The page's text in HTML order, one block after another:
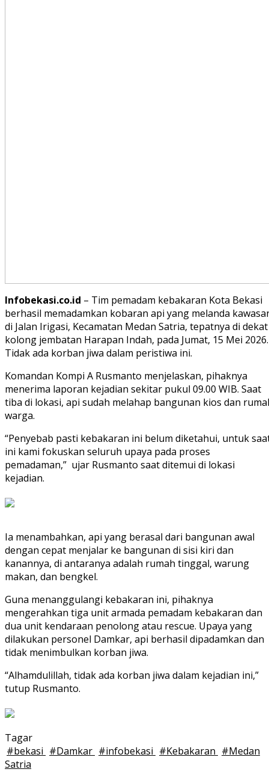
Infobekasi.co.id – Tim pemadam kebakaran Kota Bekasi
berhasil memadamkan kobaran api yang melanda
di Jalan Irigasi, Kecamatan Medan Satria, tepatnya di dekat
kolong jembatan Harapan Indah, pada Jumat, 15 Mei 2026.
Tidak ada korban jiwa dalam peristiwa ini.
Komandan Kompi A Rusmanto menjelaskan, pihaknya
menerima laporan kejadian sekitar pukul 09.00 WIB. Saat
tiba di lokasi, api sudah melahap bangunan kios dan
warga.
“Penyebab pasti kebakaran ini belum diketahui, untuk
ini kami fokuskan seluruh upaya pada proses
pemadaman,” ujar Rusmanto saat ditemui di lokasi
kejadian.
Ia menambahkan, api yang berasal dari bangunan awal
dengan cepat menjalar ke bangunan di sisi kiri dan
kanannya, di antaranya adalah rumah tinggal, warung
makan, dan bengkel.
Guna menanggulangi kebakaran ini, pihaknya
mengerahkan tiga unit armada pemadam kebakaran dan
dua unit kendaraan penolong atau rescue. Upaya yang
dilakukan personel Damkar, api berhasil dipadamkan dan
tidak menimbulkan korban jiwa.
“Alhamdulillah, tidak ada korban jiwa dalam kejadian ini,”
tutup Rusmanto.
Tagar
#bekasi #Damkar #infobekasi #Kebakaran #Medan
Satria